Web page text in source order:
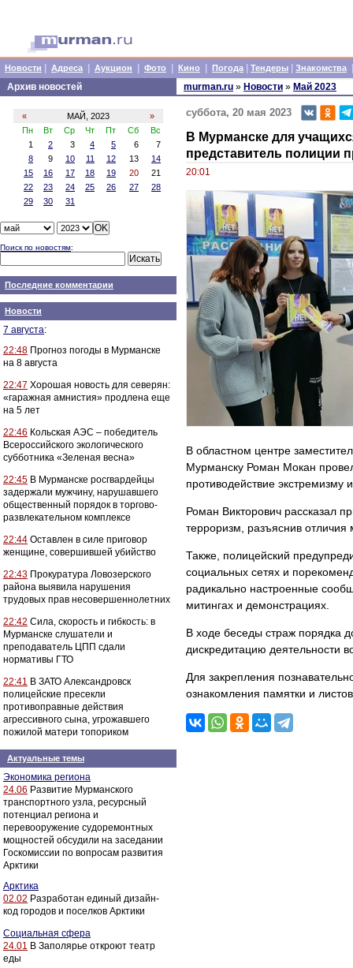
Новости Адреса Аукцион Фото Кино Погода Тендеры Знакомства
Архив новостей
« МАЙ, 2023
»
Пн
Вт Ср Чт Пт Сб
Вс
1
2 3 4 5 6
7
8
9 10 11 12 13
14
15
16 17 18 19 20
21
22
23 24 25 26 27
28
29
30 31
Поиск по новостям:
Последние комментарии
Новости
7 августа:
22:48 Прогноз погоды в Мурманске
на 8 августа
22:47 Хорошая новость для северян:
«гаражная амнистия» продлена еще
на 5 лет
22:46 Кольская АЭС – победитель
Всероссийского экологического
субботника «Зеленая весна»
22:45 В Мурманске росгвардейцы
задержали мужчину, нарушавшего
общественный порядок в торгово-
развлекательном комплексе
22:44 Оставлен в силе приговор
женщине, совершившей убийство
22:43 Прокуратура Ловозерского
района выявила нарушения
трудовых прав несовершеннолетних
22:42 Сила, скорость и гибкость: в
Мурманске слушатели и
преподаватель ЦПП сдали
нормативы ГТО
22:41 В ЗАТО Александровск
полицейские пресекли
противоправные действия
агрессивного сына, угрожавшего
пожилой матери топориком
Актуальные темы
Экономика региона
24.06 Развитие Мурманского
транспортного узла, ресурсный
потенциал региона и
перевооружение судоремонтных
мощностей обсудили на заседании
Госкомиссии по вопросам развития
Арктики
Арктика
02.02 Разработан единый дизайн-
код городов и поселков Арктики
Социальная сфера
24.01 В Заполярье откроют театр
еды
murman.ru » Новости » Май 2023
суббота, 20 мая 2023
В Мурманске для
представитель полиции
20:01
В областном центре
Мурманску Роман Мокан
противодействие экстремизму
Роман Викторович рассказал
терроризм, разъяснив
Также, полицейский
социальных сетях и
радикально настроенные
митингах и демонстрациях.
В ходе беседы страж порядка
дискредитацию деятельности
Для закрепления
ознакомления памятки и